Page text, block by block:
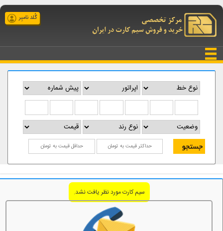
گُلد نامبِر
سیم کارت مورد نظر یافت نشد.